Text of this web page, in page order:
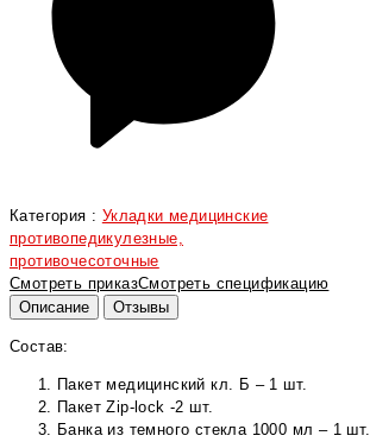
Категория : Укладки медицинские
противопедикулезные,
противочесоточные
Смотреть приказСмотреть спецификацию
Описание
Отзывы
Состав:
Пакет медицинский кл. Б – 1 шт.
Пакет Zip-lock -2 шт.
Банка из темного стекла 1000 мл – 1 шт.